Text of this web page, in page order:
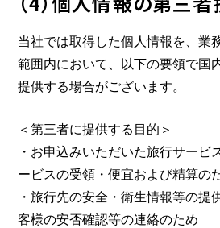
当社では取得した個人情報を、業
範囲内において、以下の要領で国
提供する場合がございます。
＜第三者に提供する目的＞
・お申込みいただいた旅行サービ
ービスの受領・便宜および精算の
・旅行先の安全・衛生情報等の提
客様の安否確認等の連絡のため